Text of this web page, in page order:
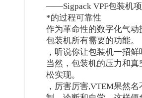
——Sigpack VPF包装机
*的过程可靠性
作为革命性的数字化气动
包装机所有需要的功能。
，听说你让包装机一招
当然，包装机的压力和
松实现。
，厉害厉害,VTEM果然